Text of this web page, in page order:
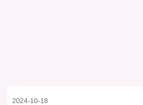
2024-10-18